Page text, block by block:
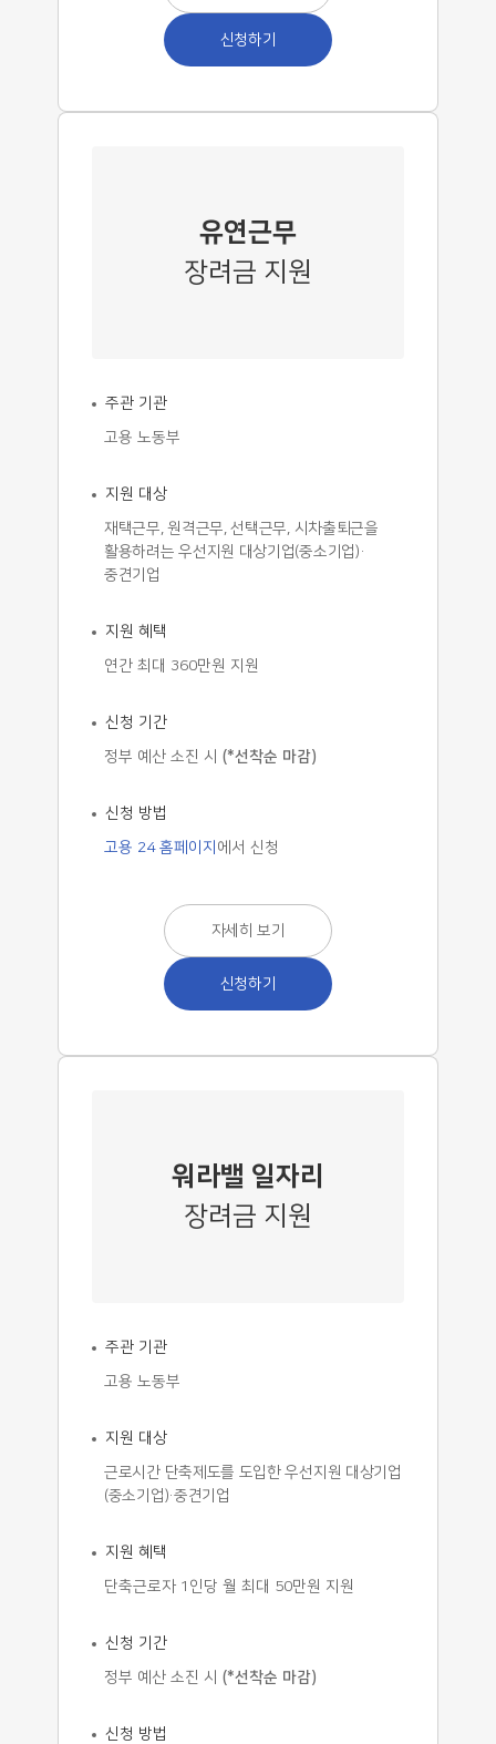
신청하기
유연근무
장려금 지원
주관 기관
고용 노동부
지원 대상
재택근무, 원격근무, 선택근무, 시차출퇴근을
활용하려는 우선지원 대상기업(중소기업)·
중견기업
지원 혜택
연간 최대 360만원 지원
신청 기간
정부 예산 소진 시 (*선착순 마감)
신청 방법
고용 24 홈페이지 에서 신청
자세히 보기
신청하기
워라밸 일자리
장려금 지원
주관 기관
고용 노동부
지원 대상
근로시간 단축제도를 도입한 우선지원 대상기업
(중소기업)·중견기업
지원 혜택
단축근로자 1인당 월 최대 50만원 지원
신청 기간
정부 예산 소진 시 (*선착순 마감)
신청 방법